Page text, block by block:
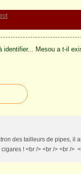
identifier... Mesou a t-il
des tailleurs de pipes, il
! <br /> <br /> <br />